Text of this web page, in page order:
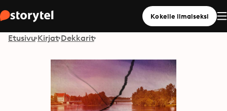
Kokeile ilmaiseksi
Etusivu Kirjat Dekkarit